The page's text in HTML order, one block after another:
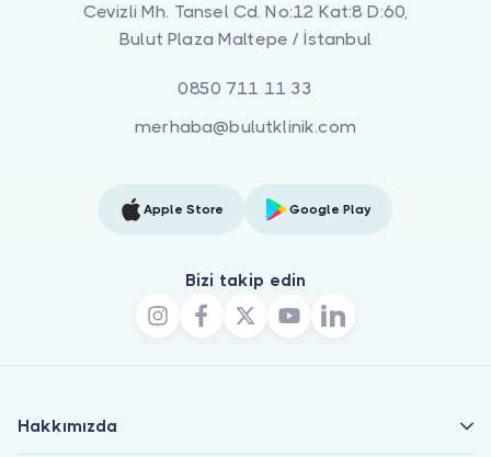
Cevizli Mh. Tansel Cd. No:12 Kat:8 D:60,
Bulut Plaza Maltepe / İstanbul
0850 711 11 33
merhaba@bulutklinik.com
Apple Store Google Play
Bizi takip edin
Hakkımızda